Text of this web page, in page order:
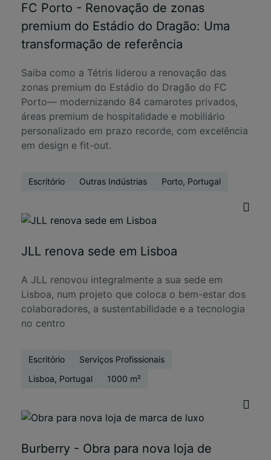
FC Porto - Renovação de zonas
premium do Estádio do Dragão: Uma
transformação de referência
Saiba como a Tétris liderou a renovação das
zonas premium do Estádio do Dragão do FC
Porto— modernizando 84 camarotes privados,
áreas premium de hospitalidade e mobiliário
personalizado em prazo recorde, com excelência
em design e fit-out.
Escritório Outras Indústrias Porto, Portugal
JLL renova sede em Lisboa
A JLL renovou integralmente a sua sede em
Lisboa, num projeto que coloca o bem-estar dos
colaboradores, a sustentabilidade e a tecnologia
no centro
Escritório
Serviços Profissionais
Lisboa, Portugal
1000 m²
Burberry - Obra para nova loja de